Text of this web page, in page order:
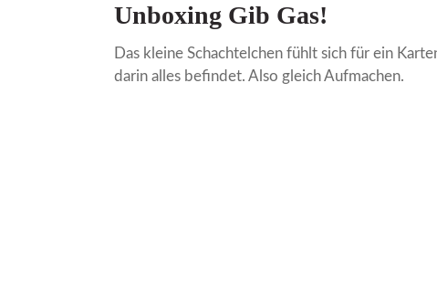
Unboxing Gib Gas!
Das kleine Schachtelchen fühlt sich für ein
darin alles befindet. Also gleich Aufmachen.